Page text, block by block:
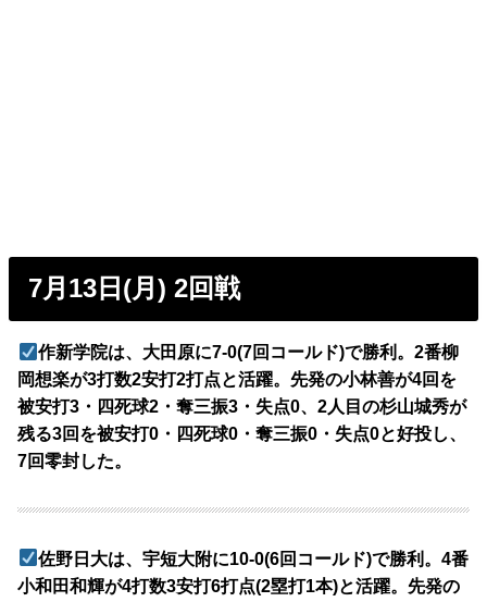
7月13日(月) 2回戦
作新学院は、大田原に7-0(7回コールド)で勝利。2番柳
岡想楽が3打数2安打2打点と活躍。先発の小林善が4回を
被安打3・四死球2・奪三振3・失点0、2人目の杉山城秀が
残る3回を被安打0・四死球0・奪三振0・失点0と好投し、
7回零封した。
佐野日大は、宇短大附に10-0(6回コールド)で勝利。4番
小和田和輝が4打数3安打6打点(2塁打1本)と活躍。先発の